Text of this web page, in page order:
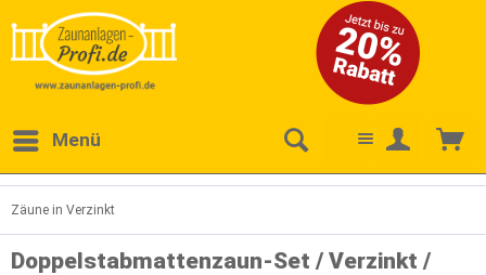
Menü
Zäune in Verzinkt
Doppelstabmattenzaun-Set / Verzinkt /